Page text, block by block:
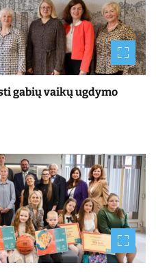
gabių vaikų ugdymo